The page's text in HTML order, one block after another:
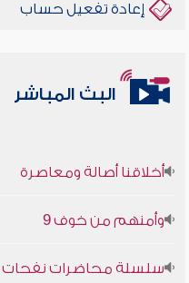
إعادة تفعيل حساب
البث المباشر
أخلاقنا أصالة ومعاصرة
وأمنهم من خوف 9
سلسلة محاضرات نفحات